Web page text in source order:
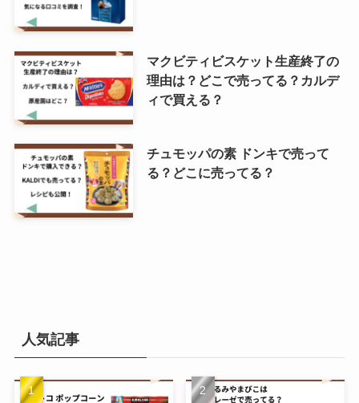
マクビティビスケット生産終了の
理由は？どこで売ってる？カルデ
ィで買える？
チュモッパの素 ドンキで売って
る？どこに売ってる？
人気記事